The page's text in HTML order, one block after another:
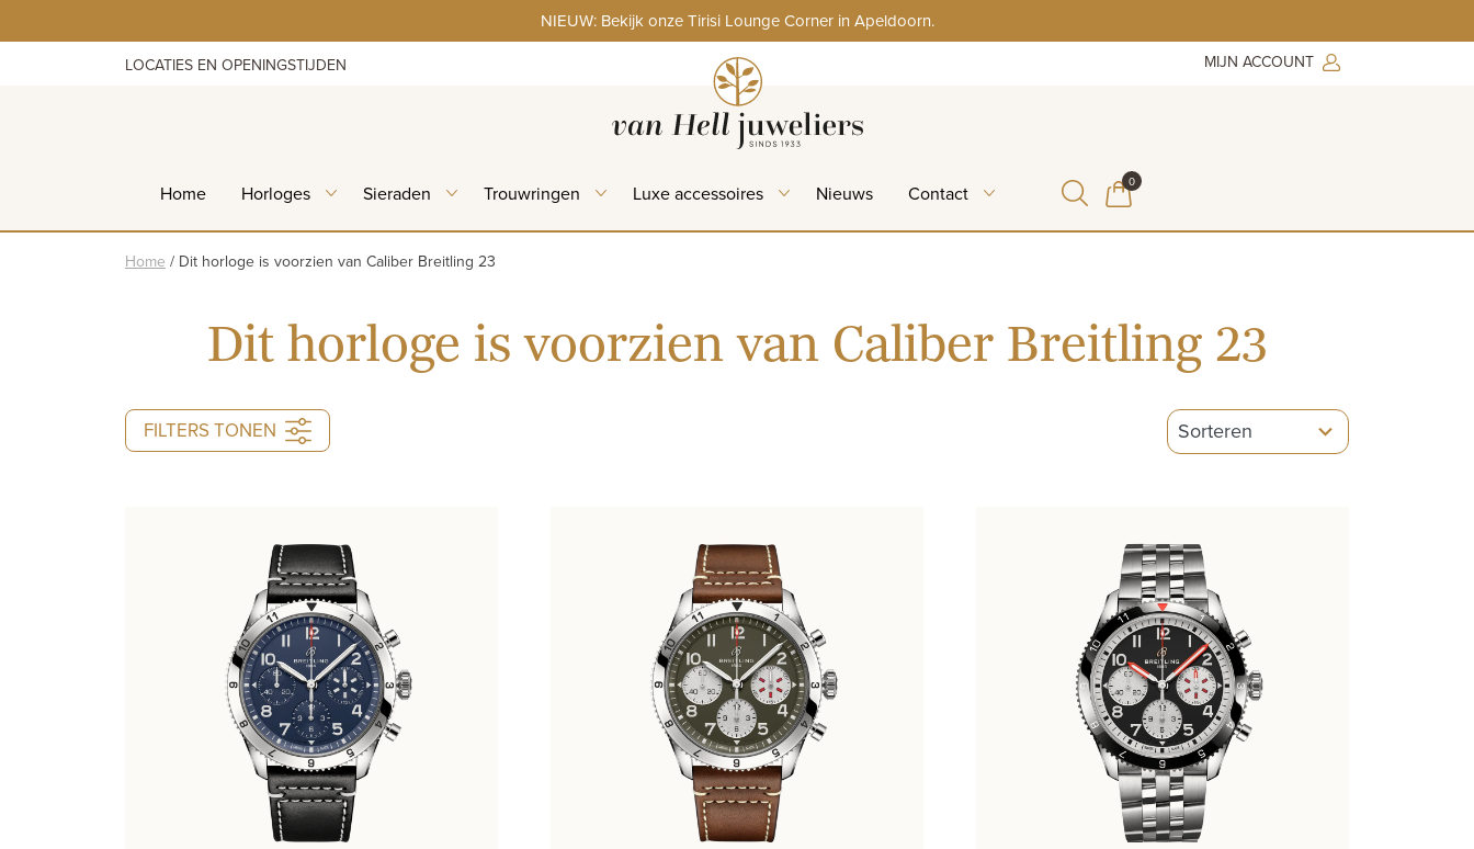
to
NIEUW: Bekijk onze Tirisi Lounge Corner in Apeldoorn.
LOCATIES EN OPENINGSTIJDEN MIJN ACCOUNT
Home Horloges Sieraden Trouwringen Luxe accessoires Nieuws Contact WINKELMAND
0ITEMS IN WINKELMAND
Home / Dit horloge is voorzien van Caliber Breitling 23
Dit horloge is voorzien van Caliber Breitling 23
FILTERS TONEN
5
results